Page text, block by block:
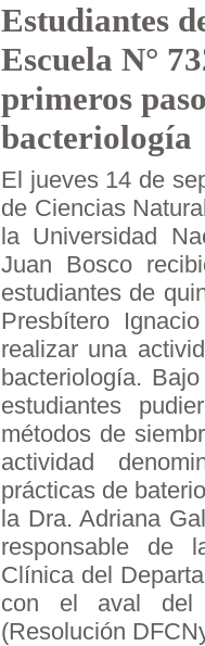
Estudiantes
Escuela N°
primeros
bacteriología
El jueves 14 de
de Ciencias
la Universidad
Juan Bosco
estudiantes de
Presbítero
realizar una
bacteriología.
estudiantes
métodos de
actividad
prácticas de
la Dra. Adriana
responsable de
Clínica del
con el aval del
(Resolución